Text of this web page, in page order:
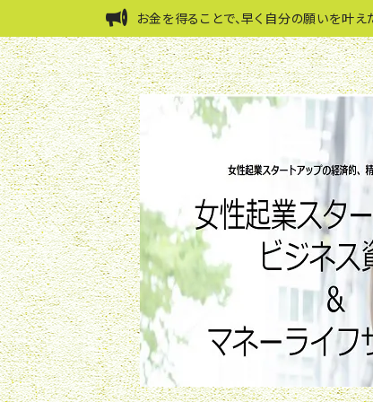
お金を得ることで、早く自分の願いを叶え